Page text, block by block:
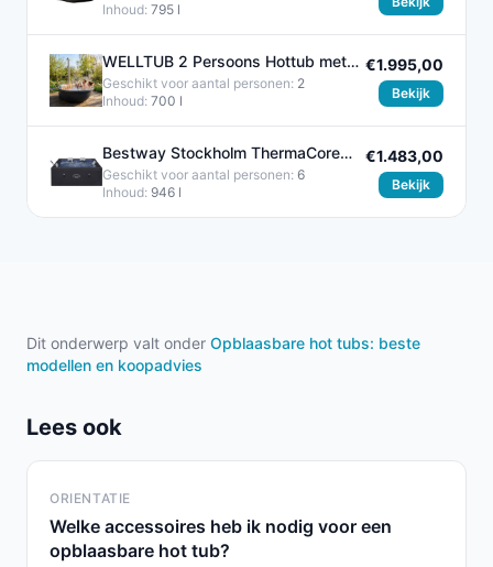
Inhoud: 795 l
WELLTUB 2 Persoons Hottub met
Gratis Deksel
Geschikt voor aantal personen: 2
Inhoud: 700 l
€1.995,00
Bekijk
Bestway Stockholm ThermaCore
UltraFit Smart AirJet 6 Hot Tub
Geschikt voor aantal personen: 6
Inhoud: 946 l
€1.483,00
Bekijk
Dit onderwerp valt onder Opblaasbare hot tubs: beste
modellen en koopadvies
Lees ook
ORIENTATIE
Welke accessoires heb ik nodig voor een
opblaasbare hot tub?